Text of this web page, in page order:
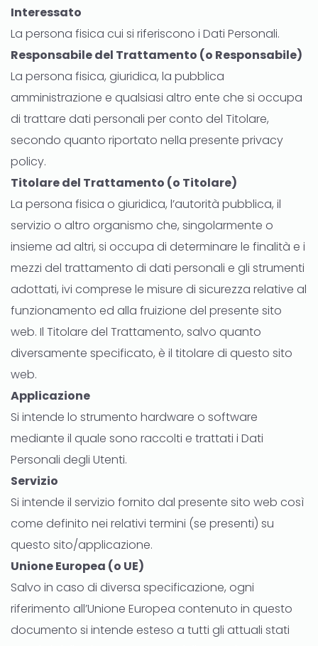
Interessato
La persona fisica cui si riferiscono i Dati Personali.
Responsabile del Trattamento (o Responsabile)
La persona fisica, giuridica, la pubblica
amministrazione e qualsiasi altro ente che si occupa
di trattare dati personali per conto del Titolare,
secondo quanto riportato nella presente privacy
policy.
Titolare del Trattamento (o Titolare)
La persona fisica o giuridica, l’autorità pubblica, il
servizio o altro organismo che, singolarmente o
insieme ad altri, si occupa di determinare le finalità e i
mezzi del trattamento di dati personali e gli strumenti
adottati, ivi comprese le misure di sicurezza relative al
funzionamento ed alla fruizione del presente sito
web. Il Titolare del Trattamento, salvo quanto
diversamente specificato, è il titolare di questo sito
web.
Applicazione
Si intende lo strumento hardware o software
mediante il quale sono raccolti e trattati i Dati
Personali degli Utenti.
Servizio
Si intende il servizio fornito dal presente sito web così
come definito nei relativi termini (se presenti) su
questo sito/applicazione.
Unione Europea (o UE)
Salvo in caso di diversa specificazione, ogni
riferimento all’Unione Europea contenuto in questo
documento si intende esteso a tutti gli attuali stati